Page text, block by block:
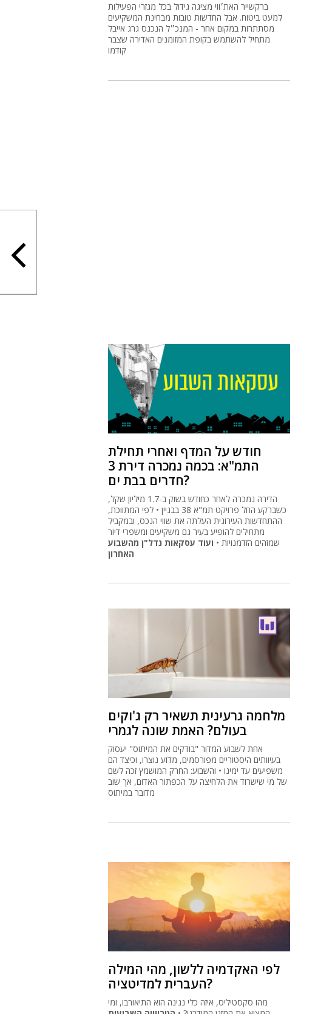
ברקשייר האת׳ווי מציגה גידול בכל מגזרי הפעילות
למעט ביטוח. אבל החדשות טובות מבחינת המשקיעים
מסתתרות במקום אחר - המנכ״ל הנכנס גרג אייבל
מתחיל להשתמש בקופת המזומנים האדירה שצבר
קודמו
חודש על המדף ואחרי תחילת
התמ"א: בכמה נמכרה דירת 3
חדרים בבת ים?
הדירה נמכרה לאחר כחודש בשוק ב-1.7 מיליון שקל,
כשברקע החל פרויקט תמ"א 38 בבניין • לפי המתווכת,
ההתחדשות העירונית העלתה את שווי הנכס, ובמקביל
מתחילים להופיע בעיר גם משקיעים ומשפרי דיור
שמזהים הזדמנויות • ועוד עסקאות נדל"ן מהשבוע
מלחמה גרעינית תשאיר רק ג'וקים
בעולם? האמת שונה לגמרי
אחת לשבוע המדור "בודקים את המיתוס" יעסוק
בעיוותים היסטוריים מפורסמים, מדוע נוצרו, וכיצד הם
משפיעים עד ימינו • והשבוע: החרק המושמץ זכה לשם
של מי שישרוד את הלחיצה על הכפתור האדום, אך שוב
מדובר במיתוס
לפי האקדמיה ללשון, מהי המילה
העברית למדיטציה?
מהו סקסטיליס, איזה כלי נגינה הוא התיאורבו, ומי